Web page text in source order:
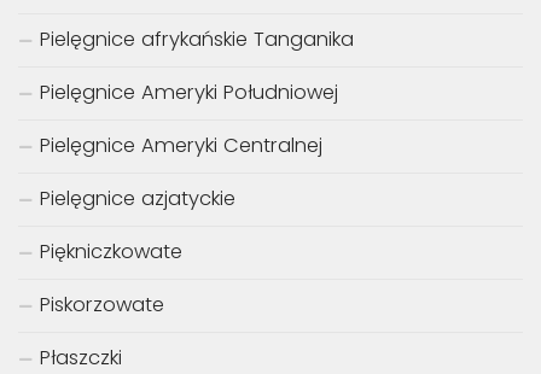
Pielęgnice afrykańskie Tanganika
Pielęgnice Ameryki Południowej
Pielęgnice Ameryki Centralnej
Pielęgnice azjatyckie
Piękniczkowate
Piskorzowate
Płaszczki